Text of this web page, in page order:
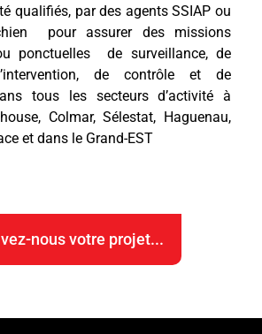
qualifiés, par des agents SSIAP ou
pour assurer des missions
ponctuelles de surveillance, de
de contrôle et de
tous les secteurs d’activité à
Colmar, Sélestat, Haguenau,
et dans le Grand-EST
nous votre projet...